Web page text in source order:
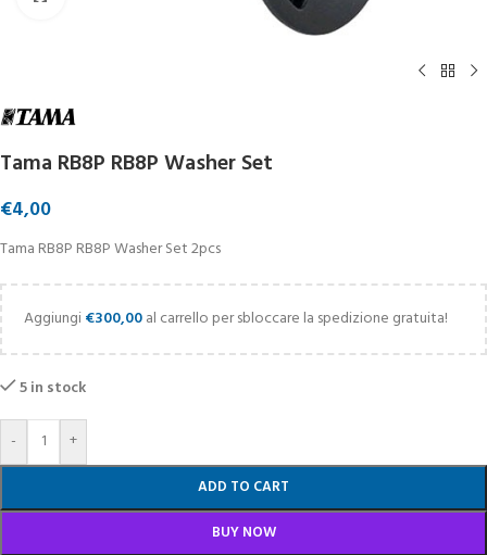
Tama RB8P RB8P Washer Set
€4,00
Tama RB8P RB8P Washer Set 2pcs
Aggiungi€300,00al carrello per sbloccare la spedizione gratuita!
5 in stock
- +
ADD TO CART
BUY NOW